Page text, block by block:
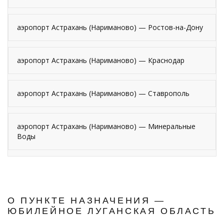
аэропорт Астрахань (Нариманово) — Ростов-на-Дону
аэропорт Астрахань (Нариманово) — Краснодар
аэропорт Астрахань (Нариманово) — Ставрополь
аэропорт Астрахань (Нариманово) — Минеральные
Воды
О ПУНКТЕ НАЗНАЧЕНИЯ —
ЮБИЛЕЙНОЕ ЛУГАНСКАЯ ОБЛАСТЬ